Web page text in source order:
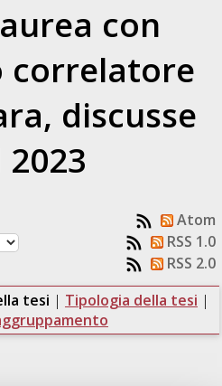
con
correlatore
, discusse
2023
Atom
RSS 1.0
RSS 2.0
tesi | Tipologia della tesi |